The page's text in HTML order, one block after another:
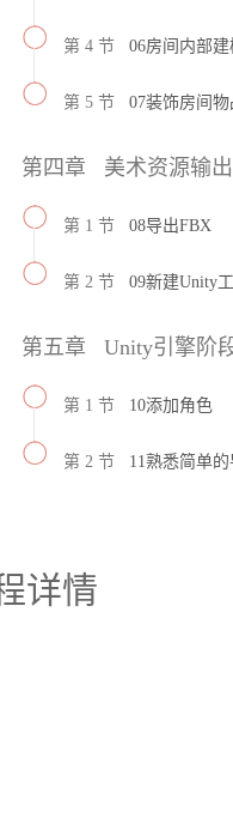
第 4 节 06房间内部
第 5 节 07装饰房间物
第四章 美术资源输
第 1 节 08导出FBX
第 2 节 09新建Unity
第五章 Unity引擎阶
第 1 节 10添加角色
第 2 节 11熟悉简单
详情